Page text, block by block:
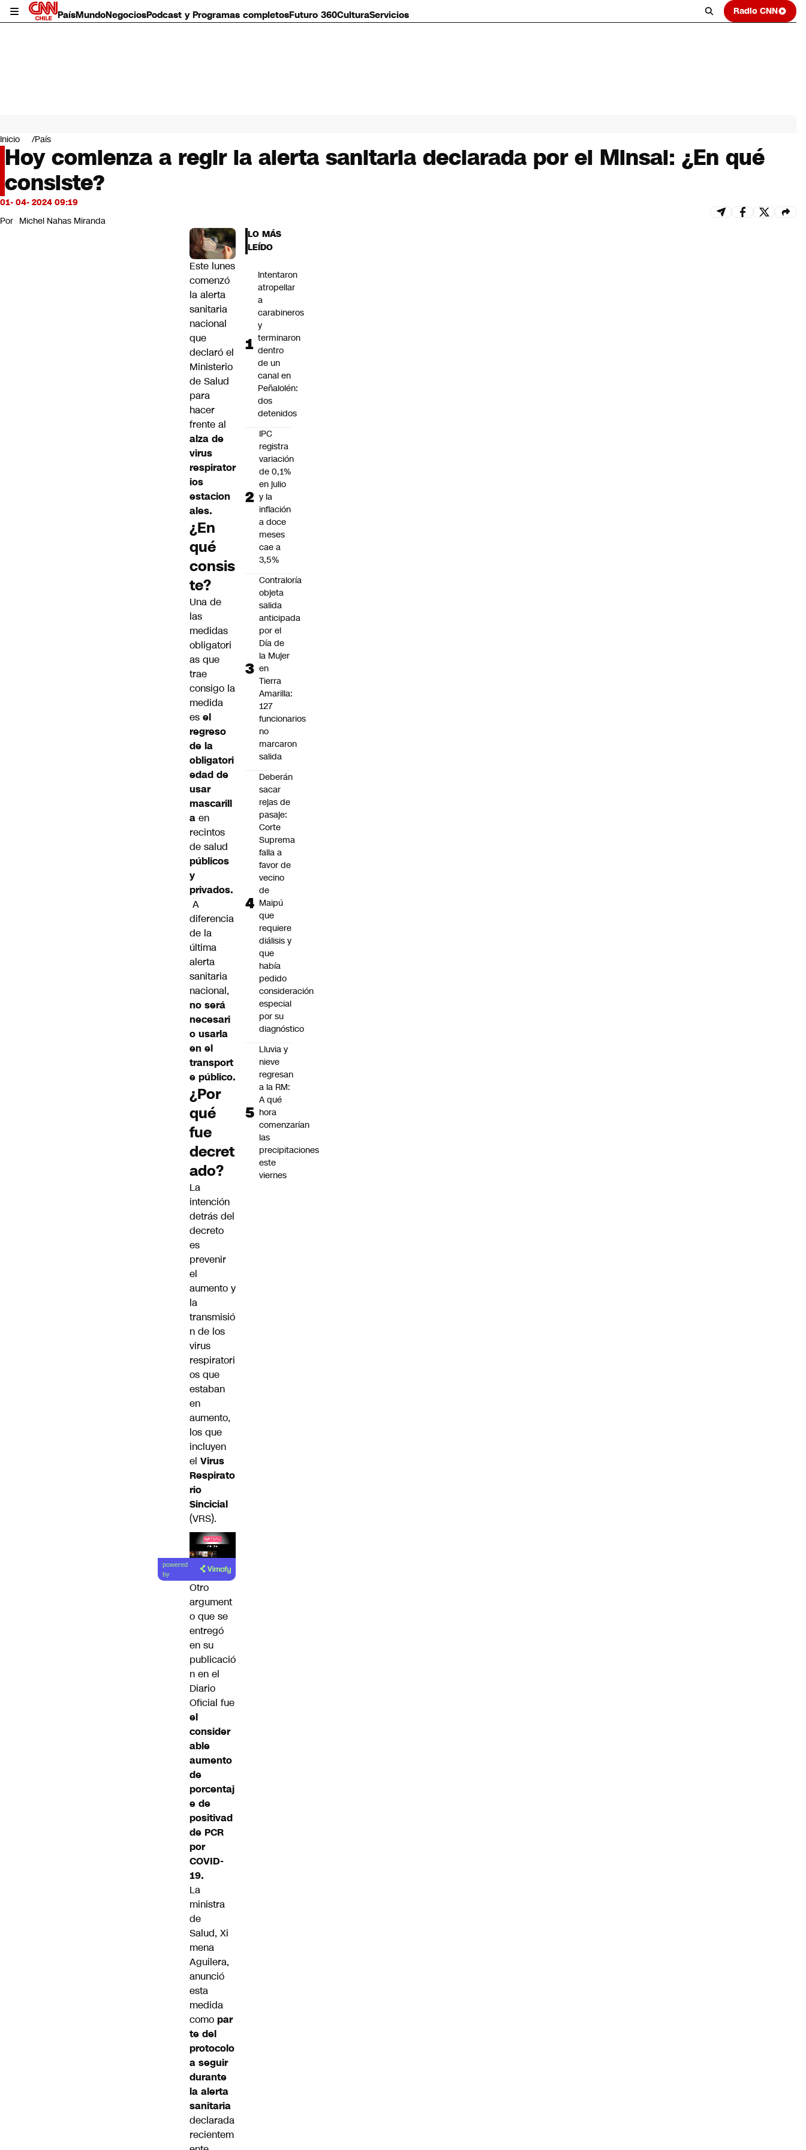
PaísMundoNegociosPodcast y Programas completosFuturo 360CulturaServicios Radio CNN
Mundo
Negocios
Deportes
Programas completos
Cultura
Servicios
Bits
CNN Data
Inicio País
Hoy comienza a regir la alerta sanitaria declarada por el Minsal: ¿En qué
consiste?
01- 04- 2024 09:19
Por Michel Nahas Miranda
Este lunes
comenzó
la alerta
sanitaria
nacional
que
declaró el
Ministerio
de Salud
para
hacer
frente al
alza de
virus
respirator
ios
estacion
ales.
¿En
qué
consis
te?
Una de
las
medidas
obligatori
as que
trae
consigo la
medida
es el
regreso
de la
obligatori
edad de
usar
mascarill
a en
recintos
de salud
públicos
y
privados.
A
diferencia
de la
última
alerta
sanitaria
nacional,
no será
necesari
o usarla
en el
transport
e público.
¿Por
qué
fue
decret
ado?
La
intención
detrás del
decreto
es
prevenir
el
aumento y
la
transmisió
n de los
virus
respiratori
os que
estaban
en
aumento,
los que
incluyen
el Virus
Respirato
rio
Sincicial
(VRS).
Lea el
artículo
powered
by
Otro
argument
o que se
entregó
en su
publicació
n en el
Diario
Oficial fue
el
consider
able
aumento
de
porcentaj
e de
positivad
de PCR
por
COVID-
19.
La
ministra
de
Salud, Xi
mena
Aguilera,
anunció
esta
medida
como par
te del
protocolo
a seguir
durante
la alerta
sanitaria
declarada
recientem
LO MÁS
LEÍDO
Intentaron
atropellar
a
carabineros
y
terminaron
dentro
de un
canal en
Peñalolén:
dos
detenidos
IPC
registra
variación
de 0,1%
en julio
y la
inflación
a doce
meses
cae a
3,5%
Contraloría
objeta
salida
anticipada
por el
Día de
la Mujer
en
Tierra
Amarilla:
127
funcionarios
no
marcaron
salida
Deberán
sacar
rejas de
pasaje:
Corte
Suprema
falla a
favor de
vecino
de
Maipú
que
requiere
diálisis y
que
había
pedido
consideración
especial
por su
diagnóstico
Lluvia y
nieve
regresan
a la RM:
A qué
hora
comenzarían
las
precipitaciones
este
viernes